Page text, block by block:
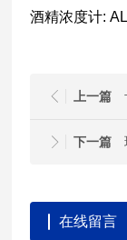
酒精浓度计:
上一篇
下一篇
在线留言